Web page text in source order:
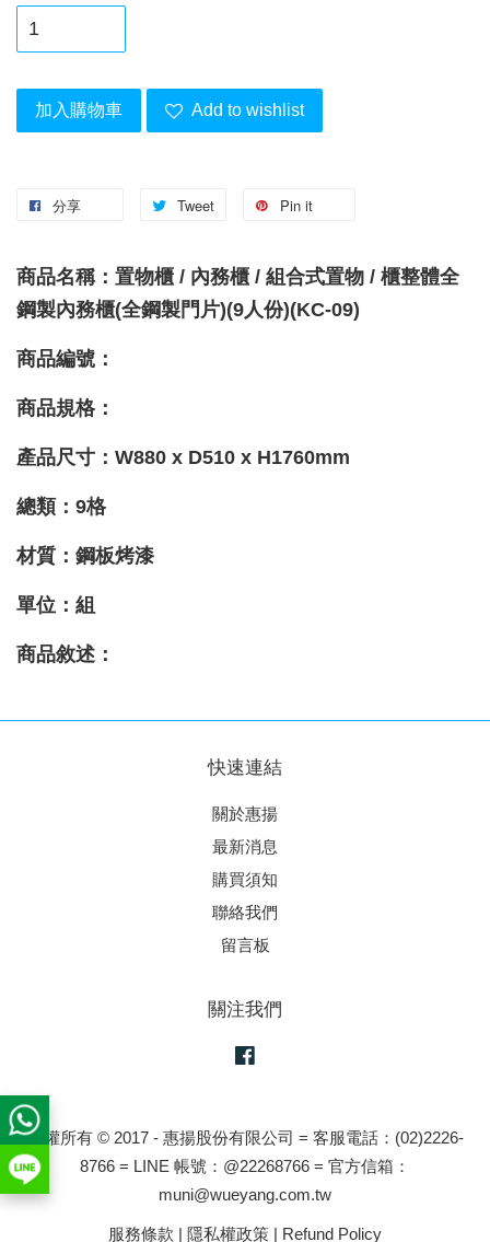
加入購物車 Add to wishlist
分享 Tweet Pin it
商品名稱：置物櫃 / 內務櫃 / 組合式置物 / 櫃整體全
鋼製內務櫃(全鋼製門片)(9人份)(KC-09)
商品編號：
商品規格：
產品尺寸： W880 x D510 x H1760mm
總類：9格
材質 ：鋼板烤漆
單位：組
商品敘述：
快速連結
關於惠揚
最新消息
購買須知
聯絡我們
留言板
關注我們
版權所有 © 2017 - 惠揚股份有限公司 = 客服電話：(02)2226-
8766 = LINE 帳號：@22268766 = 官方信箱：
muni@wueyang.com.tw
服務條款 | 隱私權政策 | Refund Policy